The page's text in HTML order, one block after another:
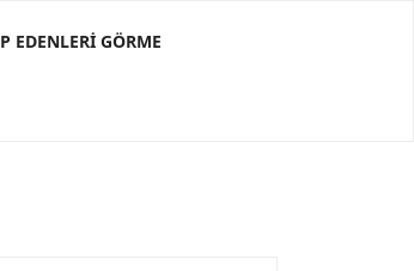
EDENLERI GÖRME